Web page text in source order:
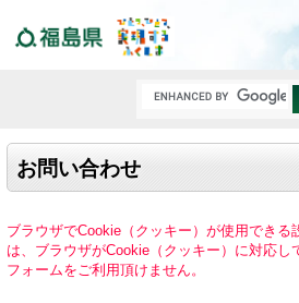
お問い合わせ
ブラウザでCookie（クッキー）が使用できる
は、ブラウザがCookie（クッキー）に対応し
フォームをご利用頂けません。